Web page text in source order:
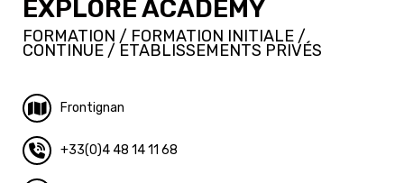
EXPLORE ACADEMY
FORMATION / FORMATION INITIALE /
CONTINUE / ETABLISSEMENTS PRIVÉS
Frontignan
+33(0)4 48 14 11 68